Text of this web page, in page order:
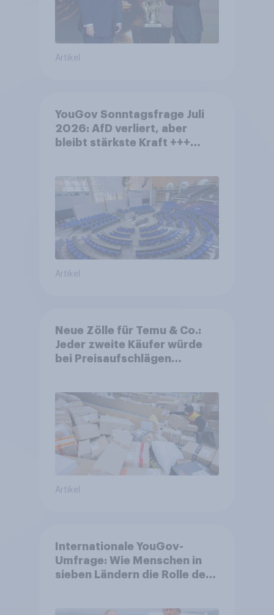
Artikel
YouGov Sonntagsfrage Juli
2026: AfD verliert, aber
bleibt stärkste Kraft +++
Artikel
Neue Zölle für Temu & Co.:
Jeder zweite Käufer würde
bei Preisaufschlägen
Artikel
Internationale YouGov-
Umfrage: Wie Menschen in
sieben Ländern die Rolle der